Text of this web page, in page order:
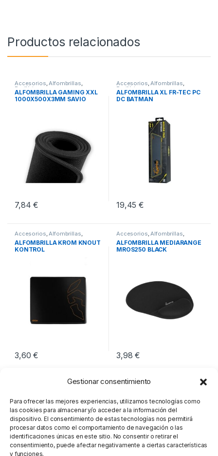
Gestionar consentimiento
Para ofrecer las mejores experiencias, utilizamos tecnologías como
las cookies para almacenar y/o acceder a la información del
dispositivo. El consentimiento de estas tecnologías nos permitirá
procesar datos como el comportamiento de navegación o las
identificaciones únicas en este sitio. No consentir o retirar el
consentimiento, puede afectar negativamente a ciertas características
y funciones.
Productos relacionados
Accesorios,Alfombrillas,
Periféricos
ALFOMBRILLA GAMING XXL
1000X500X3MM SAVIO
7,84€
Accesorios,Alfombrillas,
Periféricos
ALFOMBRILLA XL FR-TEC PC
DC BATMAN
19,45€
Accesorios,Alfombrillas,
Periféricos
ALFOMBRILLA KROM KNOUT
KONTROL
3,60€
Accesorios,Alfombrillas,
Periféricos
ALFOMBRILLA MEDIARANGE
MROS250 BLACK
3,98€